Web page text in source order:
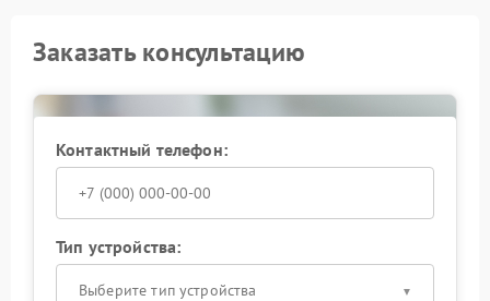
Заказать консультацию
Контактный телефон:
Тип устройства:
Выберите тип устройства